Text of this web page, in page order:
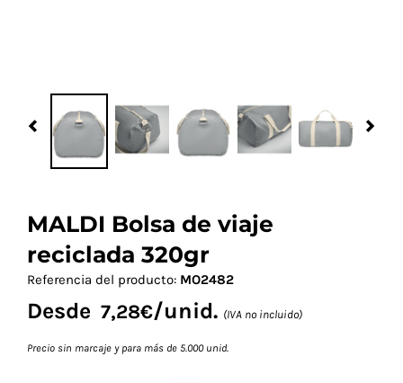
Previous
MALDI Bolsa de viaje
reciclada 320gr
Referencia del producto: MO2482
Desde 7,28€/unid. (IVA no incluido)
Precio sin marcaje y para más de 5.000 unid.